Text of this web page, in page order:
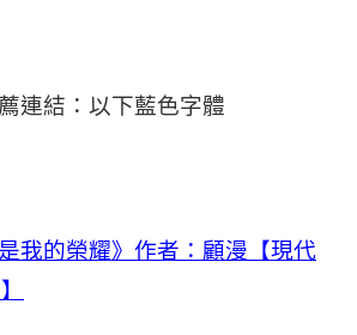
連結：以下藍色字體
是我的榮耀》作者：顧漫【現代